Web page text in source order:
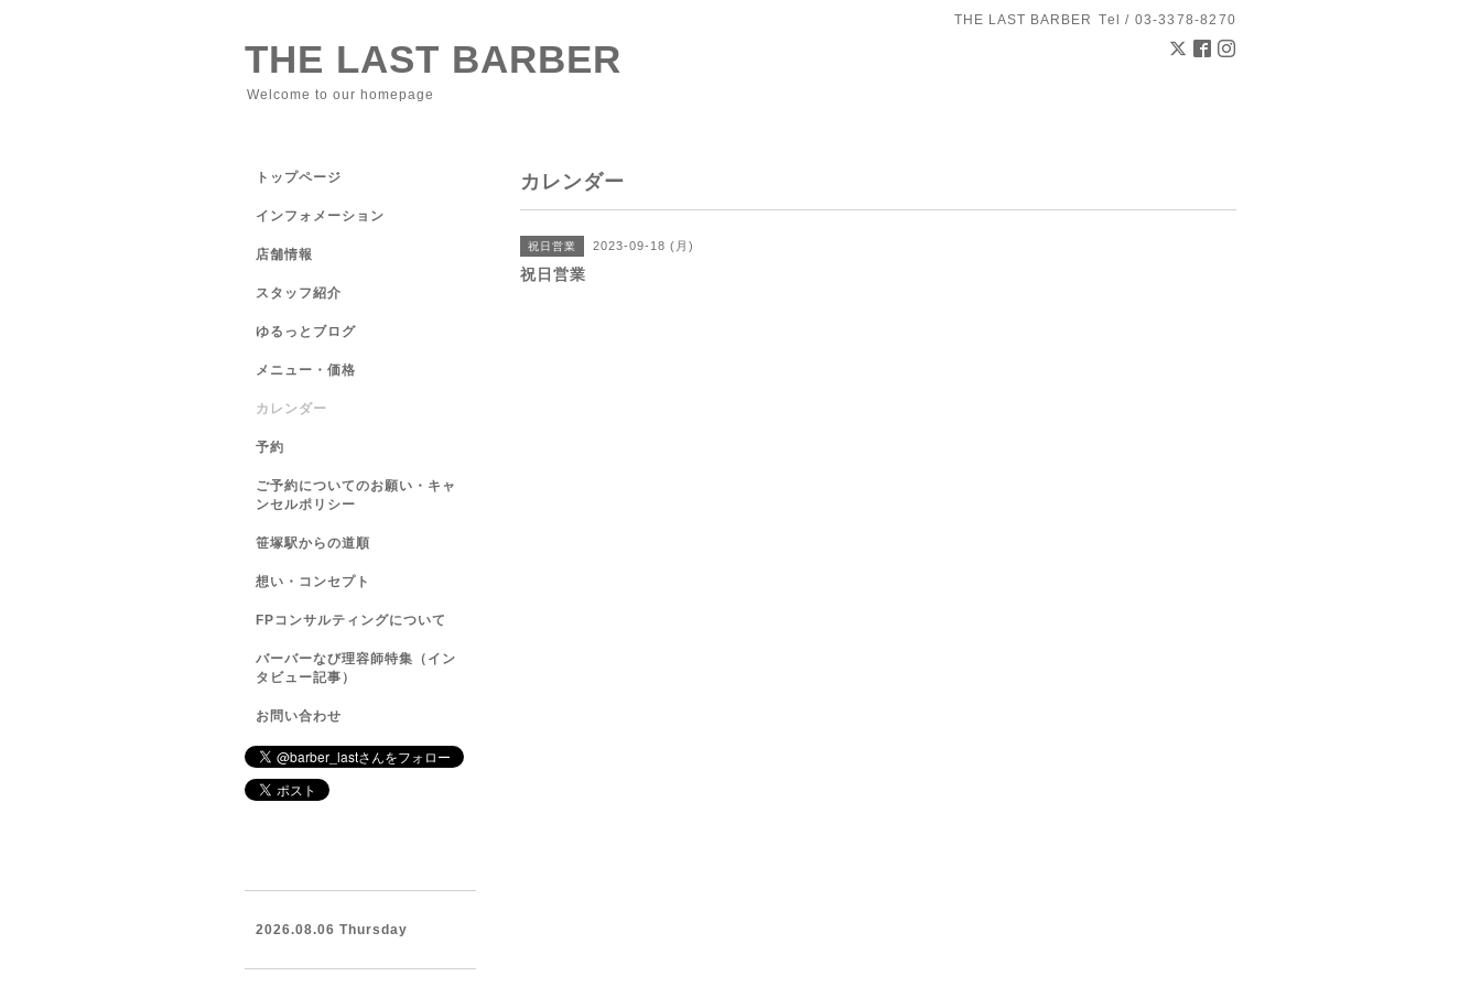
THE LAST BARBER Tel / 03-3378-8270
THE LAST BARBER
Welcome to our homepage
カレンダー
祝日営業 2023-09-18 (月)
祝日営業
トップページ
インフォメーション
店舗情報
スタッフ紹介
ゆるっとブログ
メニュー・価格
カレンダー
予約
ご予約についてのお願い・キャ
ンセルポリシー
笹塚駅からの道順
想い・コンセプト
FPコンサルティングについて
バーバーなび理容師特集（イン
タビュー記事）
お問い合わせ
2026.08.06 Thursday